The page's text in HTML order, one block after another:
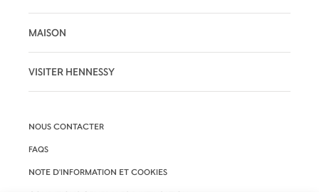
MAISON
VISITER HENNESSY
NOUS CONTACTER
FAQS
NOTE D'INFORMATION ET COOKIES